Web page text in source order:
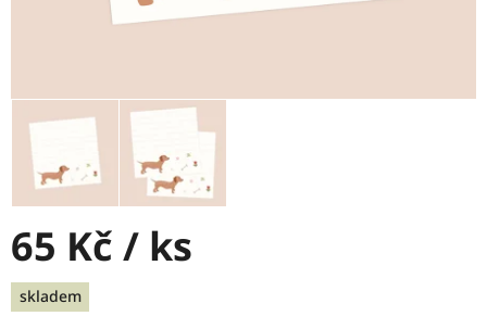
65 Kč / ks
Měrná
cena:
skladem